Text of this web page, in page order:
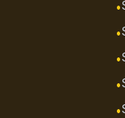
•
•
•
•
•